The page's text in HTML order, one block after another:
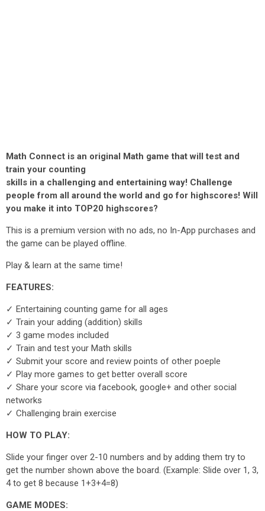
Math Connect is an original Math game that will test and
train your counting
skills in a challenging and entertaining way! Challenge
people from all around the world and go for highscores! Will
you make it into TOP20 highscores?
This is a premium version with no ads, no In-App purchases and
the game can be played offline.
Play & learn at the same time!
FEATURES:
✓ Entertaining counting game for all ages
✓ Train your adding (addition) skills
✓ 3 game modes included
✓ Train and test your Math skills
✓ Submit your score and review points of other poeple
✓ Play more games to get better overall score
✓ Share your score via facebook, google+ and other social
networks
✓ Challenging brain exercise
HOW TO PLAY:
Slide your finger over 2-10 numbers and by adding them try to
get the number shown above the board. (Example: Slide over 1, 3,
4 to get 8 because 1+3+4=8)
GAME MODES: